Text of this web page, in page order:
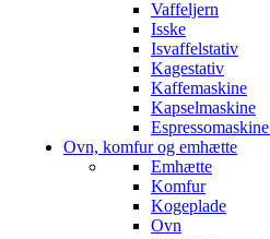
Vaffeljern
Isske
Isvaffelstativ
Kagestativ
Kaffemaskine
Kapselmaskine
Espressomaskine
Ovn, komfur og emhætte
Emhætte
Komfur
Kogeplade
Ovn